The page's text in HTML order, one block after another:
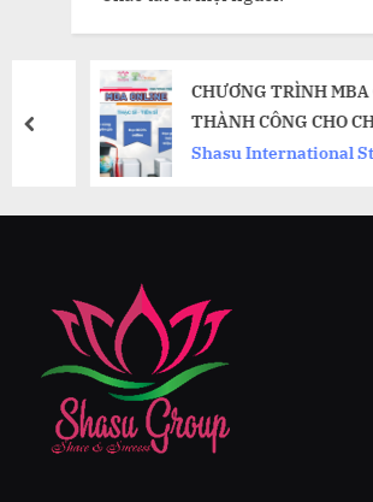
CHƯƠNG TRÌNH MBA
THÀNH CÔNG CHO
Shasu International Study
prev